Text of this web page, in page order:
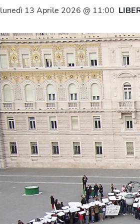
lunedì 13 Aprile 2026 @ 11:00